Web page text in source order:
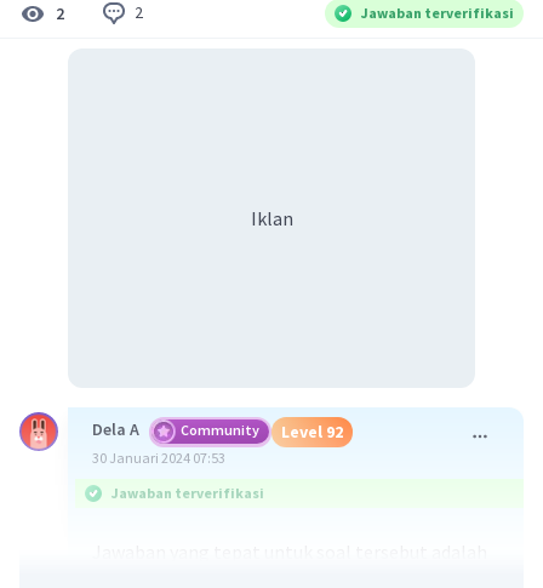
2 2 Jawaban terverifikasi
Iklan
Dela A Community Level 92
30 Januari 2024 07:53
Jawaban terverifikasi